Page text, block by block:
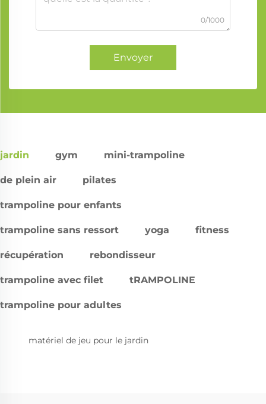
0/1000
Envoyer
jardin gym mini-trampoline
de plein air pilates
trampoline pour enfants
trampoline sans ressort yoga fitness
récupération rebondisseur
trampoline avec filet tRAMPOLINE
trampoline pour adultes
matériel de jeu pour le jardin